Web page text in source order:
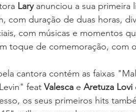
Lary anunciou a sua primeira
com duração de duas horas,
com músicas e momentos
toque de comemoração, com
cantora contém as faixas
feat Valesca e Aretuza Lovi
os seus primeiros hits